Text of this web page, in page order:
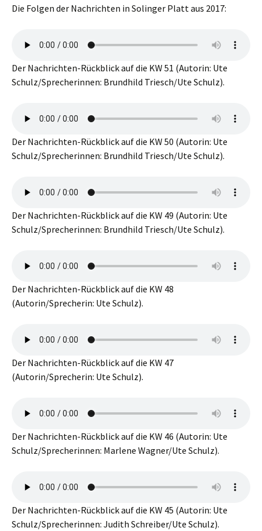
Die Folgen der Nachrichten in Solinger Platt aus 2017:
Der Nachrichten-Rückblick auf die KW 51 (Autorin: Ute
Schulz/Sprecherinnen: Brundhild Triesch/Ute Schulz).
Der Nachrichten-Rückblick auf die KW 50 (Autorin: Ute
Schulz/Sprecherinnen: Brundhild Triesch/Ute Schulz).
Der Nachrichten-Rückblick auf die KW 49 (Autorin: Ute
Schulz/Sprecherinnen: Brundhild Triesch/Ute Schulz).
Der Nachrichten-Rückblick auf die KW 48
(Autorin/Sprecherin: Ute Schulz).
Der Nachrichten-Rückblick auf die KW 47
(Autorin/Sprecherin: Ute Schulz).
Der Nachrichten-Rückblick auf die KW 46 (Autorin: Ute
Schulz/Sprecherinnen: Marlene Wagner/Ute Schulz).
Der Nachrichten-Rückblick auf die KW 45 (Autorin: Ute
Schulz/Sprecherinnen: Judith Schreiber/Ute Schulz).